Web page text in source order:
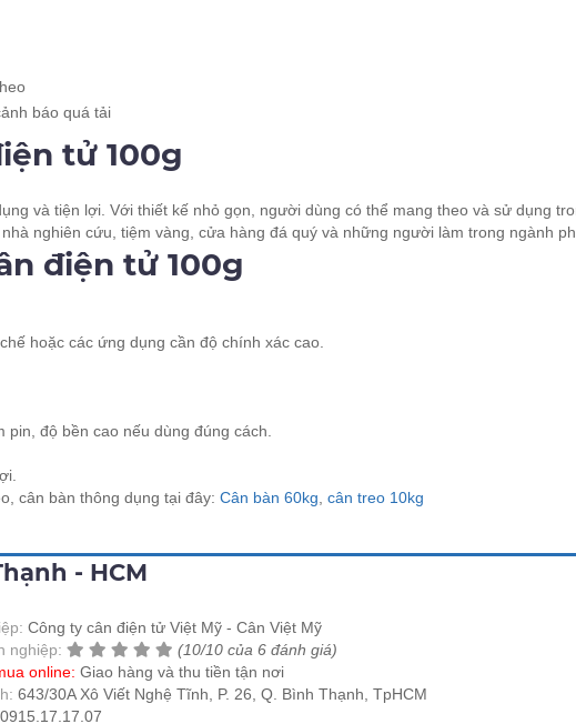
báo quá tải
tử 100g
và tiện lợi. Với thiết kế nhỏ gọn, người dùng có thể mang theo và sử dụng
nghiên cứu, tiệm vàng, cửa hàng đá quý và những người làm trong ngành
điện tử 100g
hoặc các ứng dụng cần độ chính xác cao.
độ bền cao nếu dùng đúng cách.
cân bàn thông dụng tại đây: Cân bàn 60kg cân treo 10kg
- HCM
Công ty cân điện tử Việt Mỹ - Cân Việt Mỹ
nghiệp:
(10/10 của 6 đánh giá)
online: Giao hàng và thu tiền tận nơi
643/30A Xô Viết Nghệ Tĩnh, P. 26, Q. Bình Thạnh, TpHCM
0915.17.17.07